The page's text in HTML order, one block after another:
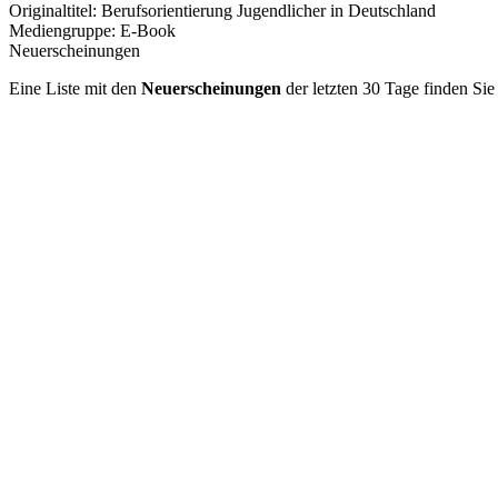
Originaltitel: Berufsorientierung Jugendlicher in Deutschland
Mediengruppe: E-Book
Neuerscheinungen
Eine Liste mit den Neuerscheinungen der letzten 30 Tage finden Sie